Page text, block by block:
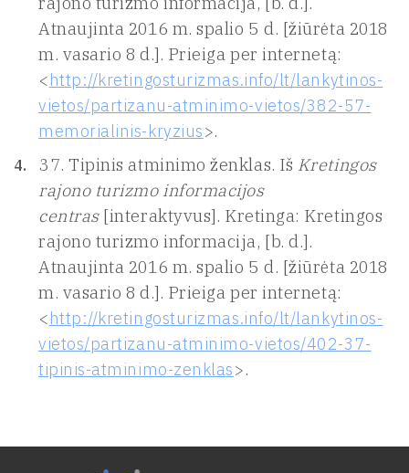
Atnaujinta 2016 m. spalio 5 d. [žiūrėta 2018
m. vasario 8 d.]. Prieiga per internetą:
<http://kretingosturizmas.info/lt/lankytinos-
vietos/partizanu-atminimo-vietos/382-57-
memorialinis-kryzius>.
37. Tipinis atminimo ženklas. Iš Kretingos
rajono turizmo informacijos
centras[interaktyvus]. Kretinga: Kretingos
rajono turizmo informacija, [b. d.].
Atnaujinta 2016 m. spalio 5 d. [žiūrėta 2018
m. vasario 8 d.]. Prieiga per internetą:
<http://kretingosturizmas.info/lt/lankytinos-
vietos/partizanu-atminimo-vietos/402-37-
tipinis-atminimo-zenklas>.